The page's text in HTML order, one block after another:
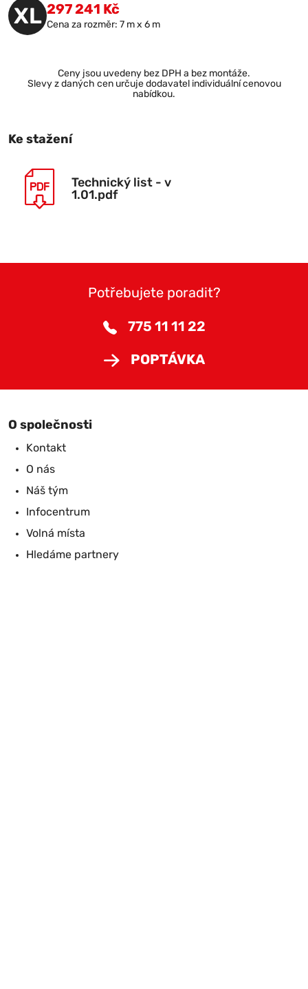
XL 297 241 Kč
Cena za rozměr: 7 m x 6 m
Ceny jsou uvedeny bez DPH a bez montáže.
Slevy z daných cen určuje dodavatel individuální cenovou
nabídkou.
Ke stažení
Technický list - v
1.01.pdf
Potřebujete poradit?
775 11 11 22
POPTÁVKA
O společnosti
Kontakt
O nás
Náš tým
Infocentrum
Volná místa
Hledáme partnery